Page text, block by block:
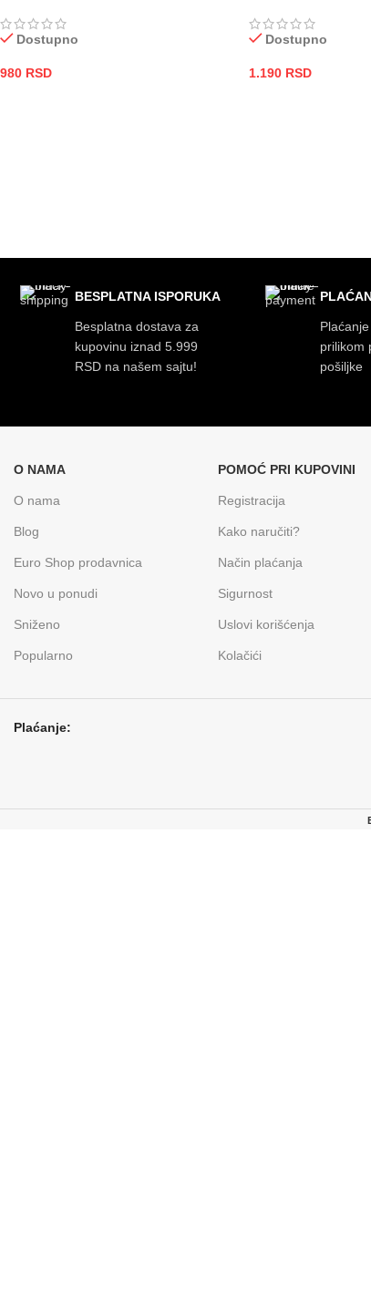
Dostupno
980 RSD
Dostupno
1.190 RSD
BESPLATNA ISPORUKA
Besplatna dostava za
kupovinu iznad 5.999
RSD na našem sajtu!
prilikom
pošiljke
O NAMA
O nama
Blog
Euro Shop prodavnica
Novo u ponudi
Sniženo
Popularno
POMOĆ PRI KUPOVINI
Registracija
Kako naručiti?
Način plaćanja
Sigurnost
Uslovi korišćenja
Kolačići
Plaćanje: